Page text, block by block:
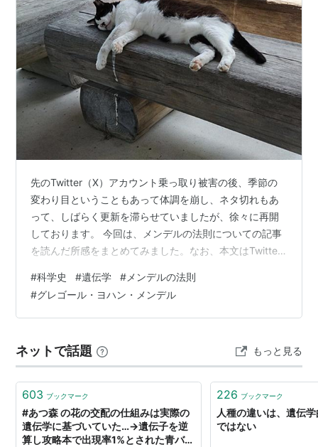
先のTwitter（X）アカウント乗っ取り被害の後、季節の
変わり目ということもあって体調を崩し、ネタ切れもあ
って、しばらく更新を滞らせていましたが、徐々に再開
しております。 今回は、メンデルの法則についての記事
を読んだ所感をまとめてみました。なお、本文はTwitter
いて 「メンデルの法則」というものがある。「遺伝学の
父」と呼ばれる修道士・植物学者のグレゴール・ヨハ
ン・メンデルが発見したものである。 メンデルはウィー
ら、修道院の菜園管理を任されていた。ブレノの聖トマ
ス修道院で暮らしていた1856…
#科学史 #遺伝学 # メンデルの法則
#グレゴール・ヨハン・メンデル
ネットで話題 もっと見る
603 ブックマーク
#あつ森 の花の交配の仕組みは実際の
遺伝学に基づいていた…→遺伝子を逆
算し攻略本で出現率1%とされた青バラ
226 ブックマーク
人種の違いは、遺伝
ではない